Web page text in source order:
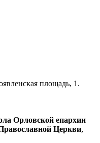
площадь, 1.
Орловской епархии
Церкви,